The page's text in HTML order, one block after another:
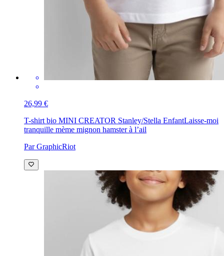
26,99 €
T-shirt bio MINI CREATOR Stanley/Stella EnfantLaisse-moi
tranquille mème mignon hamster à l’ail
Par GraphicRiot